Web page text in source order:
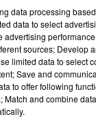
2 ans de
data processing
data to select
sources;
limited data to select
Save and
to offer following
and combine